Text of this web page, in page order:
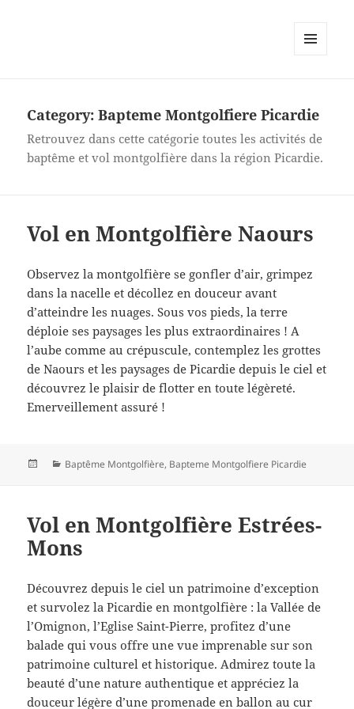
Category:Bapteme Montgolfiere Picardie
Retrouvez dans cette catégorie toutes les activités de
baptême et vol montgolfière dans la région Picardie.
Vol en Montgolfière Naours
Observez la montgolfière se gonfler d’air, grimpez
dans la nacelle et décollez en douceur avant
d’atteindre les nuages. Sous vos pieds, la terre
déploie ses paysages les plus extraordinaires ! A
l’aube comme au crépuscule, contemplez les grottes
de Naours et les paysages de Picardie depuis le ciel et
découvrez le plaisir de flotter en toute légèreté.
Emerveillement assuré !
PostedCategories
Baptême Montgolfière, Bapteme Montgolfiere Picardie
Vol en Montgolfière Estrées-
Mons
Découvrez depuis le ciel un patrimoine d’exception
et survolez la Picardie en montgolfière : la Vallée de
l’Omignon, l’Eglise Saint-Pierre, profitez d’une
balade qui vous offre une vue imprenable sur son
patrimoine culturel et historique. Admirez toute la
beauté d’une nature authentique et appréciez la
douceur légère d’une promenade en ballon au cur